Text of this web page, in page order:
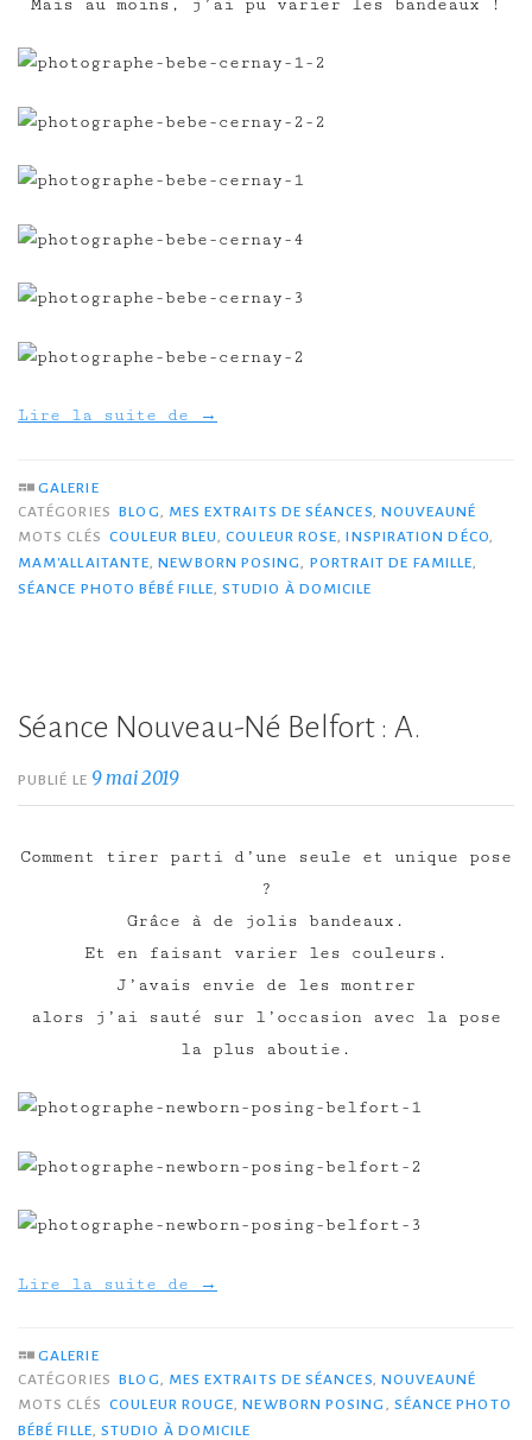
Mais au moins, j’ai pu varier les bandeaux !
Lire la suite de →
GALERIE
CATÉGORIES BLOG MES EXTRAITS DE SÉANCES NOUVEAUNÉ
MOTS CLÉS COULEUR BLEU ,COULEUR ROSE ,INSPIRATION DÉCO
MAM'ALLAITANTE ,NEWBORN POSING PORTRAIT DE FAMILLE
SÉANCE PHOTO BÉBÉ FILLE ,STUDIO À DOMICILE
Séance Nouveau-Né Belfort : A.
PUBLIÉ LE 9 mai 2019
Comment tirer parti d’une seule et unique pose
?
Grâce à de jolis bandeaux.
Et en faisant varier les couleurs.
J’avais envie de les montrer
alors j’ai sauté sur l’occasion avec la pose
la plus aboutie.
Lire la suite de →
GALERIE
CATÉGORIES BLOG, MES EXTRAITS DE SÉANCES, NOUVEAUNÉ
MOTS CLÉS COULEUR ROUGE,NEWBORN POSING , SÉANCE PHOTO
BÉBÉ FILLE, STUDIO À DOMICILE